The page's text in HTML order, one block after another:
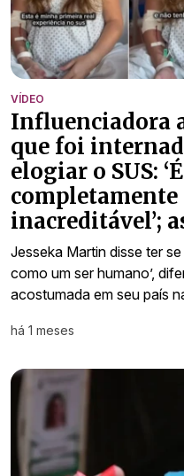
VÍDEO
Influenciadora
que foi
elogiar o SUS:
inacreditável’;
Jesseka Martin disse ter
como um ser humano’,
acostumada em seu país
há 1 meses